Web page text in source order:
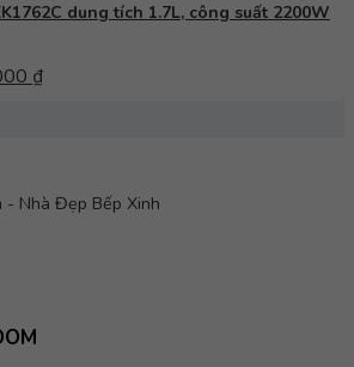
dung tích 1.7L, công suất 2200W
₫